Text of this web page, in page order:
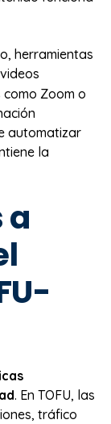
herramientas
Zoom o
automatizar
la
a
. En TOFU, las
tráfico